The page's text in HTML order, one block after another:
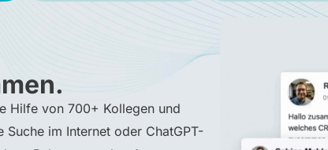
Hilfe von 700+ Kollegen und
Suche im Internet oder ChatGPT-